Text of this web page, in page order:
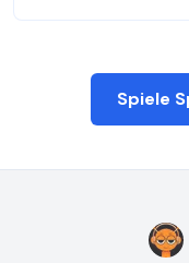
Spiele